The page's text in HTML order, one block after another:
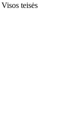
Visos teisės